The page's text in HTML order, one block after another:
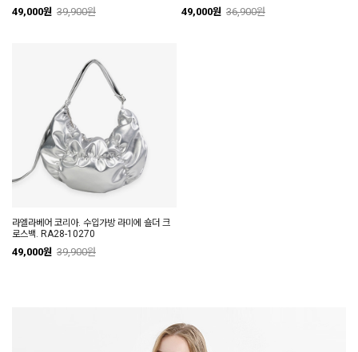
49,000원 39,900원 49,000원 36,900원
라엘라베어 코리아. 수입가방 라미에 숄더 크
로스백. RA28-10270
49,000원 39,900원